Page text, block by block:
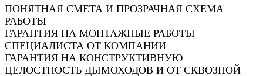
ПОНЯТНАЯ СМЕТА И ПРОЗРАЧНАЯ СХЕМА
РАБОТЫ
ГАРАНТИЯ НА МОНТАЖНЫЕ РАБОТЫ
СПЕЦИАЛИСТА ОТ КОМПАНИИ
ГАРАНТИЯ НА КОНСТРУКТИВНУЮ
ЦЕЛОСТНОСТЬ ДЫМОХОДОВ И ОТ СКВОЗНОЙ